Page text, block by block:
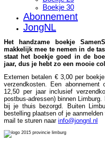
Boekje 30
Abonnement
JongNL
Het handzame boekje
makkelijk mee te nemen in de
staat het boekje goed in de
jaar, dus je hebt zo een mooie
Externen betalen € 3,00 per
verzendkosten. Een
12,50 per jaar inclusief
postbus-adressen) binnen
bij je thuis bezorgd. Buiten
bestelling plaatsen of je
mail te sturen naar info@jongnl.nl